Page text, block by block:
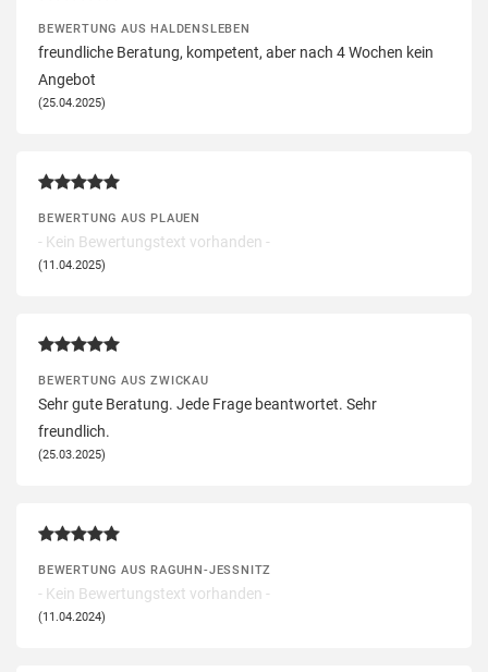
BEWERTUNG AUS HALDENSLEBEN
freundliche Beratung, kompetent, aber nach 4 Wochen kein
Angebot
(25.04.2025)
BEWERTUNG AUS PLAUEN
- Kein Bewertungstext vorhanden -
(11.04.2025)
BEWERTUNG AUS ZWICKAU
Sehr gute Beratung. Jede Frage beantwortet. Sehr
freundlich.
(25.03.2025)
BEWERTUNG AUS RAGUHN-JESSNITZ
- Kein Bewertungstext vorhanden -
(11.04.2024)